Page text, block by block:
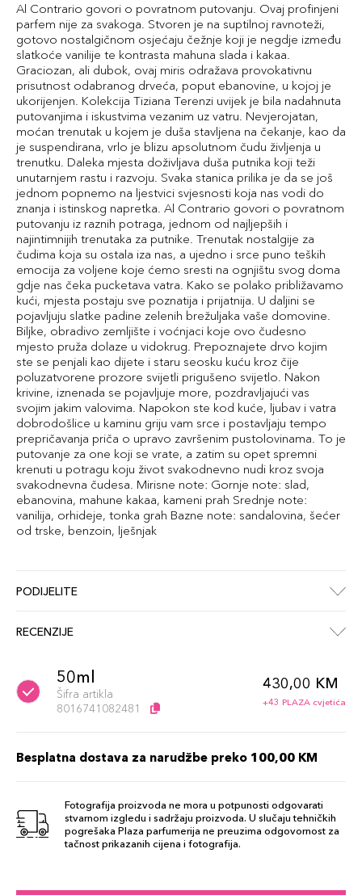
Al Contrario govori o povratnom putovanju. Ovaj profinjeni
parfem nije za svakoga. Stvoren je na suptilnoj ravnoteži,
gotovo nostalgičnom osjećaju čežnje koji je negdje između
slatkoće vanilije te kontrasta mahuna slada i kakaa.
Graciozan, ali dubok, ovaj miris odražava provokativnu
prisutnost odabranog drveća, poput ebanovine, u kojoj je
ukorijenjen. Kolekcija Tiziana Terenzi uvijek je bila nadahnuta
putovanjima i iskustvima vezanim uz vatru. Nevjerojatan,
moćan trenutak u kojem je duša stavljena na čekanje, kao da
je suspendirana, vrlo je blizu apsolutnom čudu življenja u
trenutku. Daleka mjesta doživljava duša putnika koji teži
unutarnjem rastu i razvoju. Svaka stanica prilika je da se još
jednom popnemo na ljestvici svjesnosti koja nas vodi do
znanja i istinskog napretka. Al Contrario govori o povratnom
putovanju iz raznih potraga, jednom od najljepših i
najintimnijih trenutaka za putnike. Trenutak nostalgije za
čudima koja su ostala iza nas, a ujedno i srce puno teških
emocija za voljene koje ćemo sresti na ognjištu svog doma
gdje nas čeka pucketava vatra. Kako se polako približavamo
kući, mjesta postaju sve poznatija i prijatnija. U daljini se
pojavljuju slatke padine zelenih brežuljaka vaše domovine.
Biljke, obradivo zemljište i voćnjaci koje ovo čudesno
mjesto pruža dolaze u vidokrug. Prepoznajete drvo kojim
ste se penjali kao dijete i staru seosku kuću kroz čije
poluzatvorene prozore svijetli prigušeno svijetlo. Nakon
krivine, iznenada se pojavljuje more, pozdravljajući vas
svojim jakim valovima. Napokon ste kod kuće, ljubav i vatra
dobrodošlice u kaminu griju vam srce i postavljaju tempo
prepričavanja priča o upravo završenim pustolovinama. To je
putovanje za one koji se vrate, a zatim su opet spremni
krenuti u potragu koju život svakodnevno nudi kroz svoja
svakodnevna čudesa. Mirisne note: Gornje note: slad,
ebanovina, mahune kakaa, kameni prah Srednje note:
vanilija, orhideje, tonka grah Bazne note: sandalovina, šećer
od trske, benzoin, lješnjak
PODIJELITE
RECENZIJE
50ml
Šifra artikla
8016741082481
430,00 KM
+43 PLAZA cvjetića
Besplatna dostava za narudžbe preko 100,00 KM
Fotografija proizvoda ne mora u potpunosti odgovarati
stvarnom izgledu i sadržaju proizvoda. U slučaju tehničkih
pogrešaka Plaza parfumerija ne preuzima odgovornost za
tačnost prikazanih cijena i fotografija.